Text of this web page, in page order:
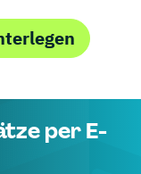
per E-